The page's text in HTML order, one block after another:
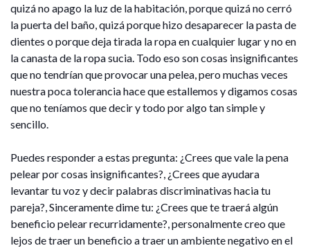
quizá no apago la luz de la habitación, porque quizá no cerró
la puerta del baño, quizá porque hizo desaparecer la pasta de
dientes o porque deja tirada la ropa en cualquier lugar y no en
la canasta de la ropa sucia. Todo eso son cosas insignificantes
que no tendrían que provocar una pelea, pero muchas veces
nuestra poca tolerancia hace que estallemos y digamos cosas
que no teníamos que decir y todo por algo tan simple y
sencillo.
Puedes responder a estas pregunta: ¿Crees que vale la pena
pelear por cosas insignificantes?, ¿Crees que ayudara
levantar tu voz y decir palabras discriminativas hacia tu
pareja?, Sinceramente dime tu: ¿Crees que te traerá algún
beneficio pelear recurridamente?, personalmente creo que
lejos de traer un beneficio a traer un ambiente negativo en el